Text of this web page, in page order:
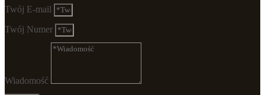
Twój E-mail
Twój Numer
Wiadomość